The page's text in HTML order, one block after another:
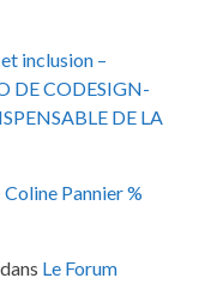
inclusion –
DE CODESIGN-
DE LA
Pannier %
Le Forum